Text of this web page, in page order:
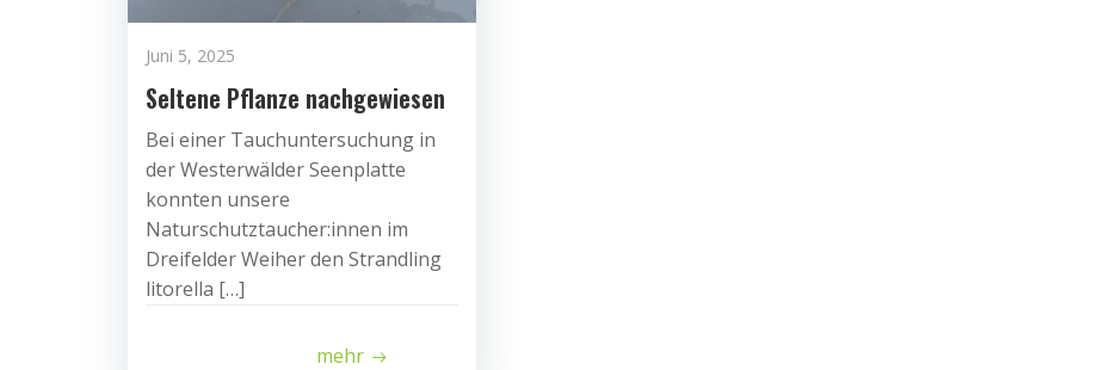
Juni 5, 2025
Seltene Pflanze nachgewiesen
Bei einer Tauchuntersuchung in
der Westerwälder Seenplatte
konnten unsere
Naturschutztaucher:innen im
Dreifelder Weiher den Strandling
litorella […]
mehr